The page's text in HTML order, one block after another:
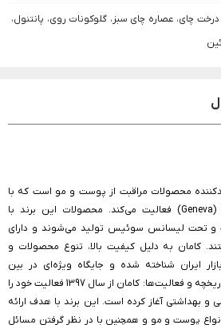
چای، عصاره چای سبز، گلوکونات روی، پانتنول،
محصولات مراقبت از پوست و مو است که با
همکاری شرکت سوئیسی جنوا (Geneva) فعالیت می‌کند. محصولات این برند با
و تحت لیسانس سوئیس تولید می‌شوند و دارای
کامان به دلیل کیفیت بالا، تنوع محصولات و
ایران شناخته شده و جایگاه ویژه‌ای در بین
مصرف‌کنندگان پیدا کرده است تاریخچه و فعالیت‌ها: کامان از سال 1397 فعالیت خود را
و بهداشتی آغاز کرده است. این برند با هدف ارائه
پوست و مو و همچنین با در نظر گرفتن مسائل